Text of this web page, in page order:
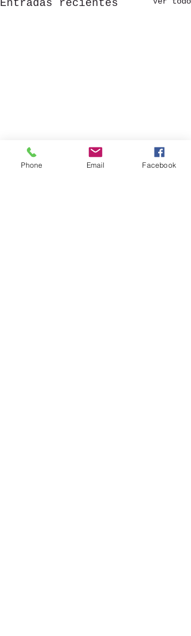
Entradas recientes
Phone Email Facebook